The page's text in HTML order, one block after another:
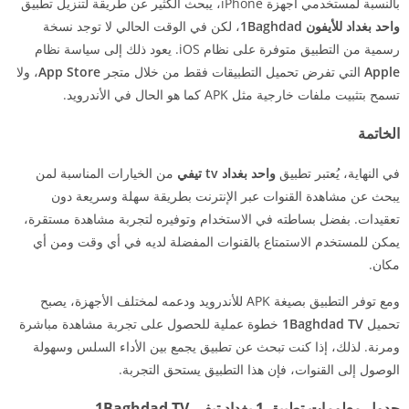
واحد بغداد للأيفون 1Baghdad
، لكن في الوقت الحالي لا توجد نسخة
رسمية من التطبيق متوفرة على نظام iOS. يعود ذلك إلى سياسة نظام
Apple التي تفرض تحميل التطبيقات فقط من خلال متجر App Store، ولا
تسمح بتثبيت ملفات خارجية مثل APK كما هو الحال في الأندرويد.
الخاتمة
في النهاية، يُعتبر تطبيق واحد بغداد tv تيفي
من الخيارات المناسبة لمن
يبحث عن مشاهدة القنوات عبر الإنترنت بطريقة سهلة وسريعة دون
تعقيدات. بفضل بساطته في الاستخدام وتوفيره لتجربة مشاهدة مستقرة،
يمكن للمستخدم الاستمتاع بالقنوات المفضلة لديه في أي وقت ومن أي
مكان.
ومع توفر التطبيق بصيغة APK للأندرويد ودعمه لمختلف الأجهزة، يصبح
تحميل 1Baghdad TV خطوة عملية للحصول على تجربة مشاهدة مباشرة
ومرنة. لذلك، إذا كنت تبحث عن تطبيق يجمع بين الأداء السلس وسهولة
الوصول إلى القنوات، فإن هذا التطبيق يستحق التجربة.